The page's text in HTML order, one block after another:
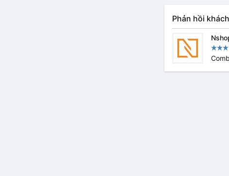
Phản hồi